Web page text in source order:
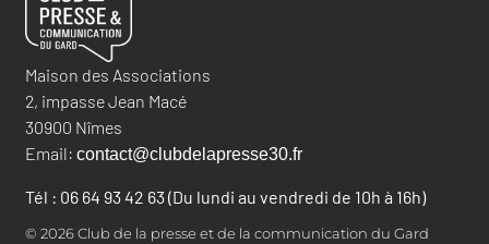
Maison des Associations
2, impasse Jean Macé
30900 Nîmes
Email: contact@clubdelapresse30.fr
Tél : 06 64 93 42 63 (Du lundi au vendredi de 10h à 16h)
© 2026 Club de la presse et de la communication du Gard